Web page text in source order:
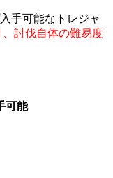
手可能なトレジャ
、討伐自体の難易度
可能